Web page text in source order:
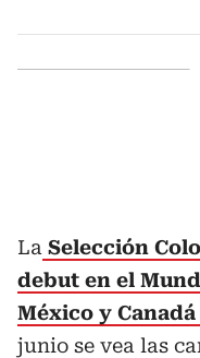
La Selección
debut en el
México y Canadá
junio se vea las